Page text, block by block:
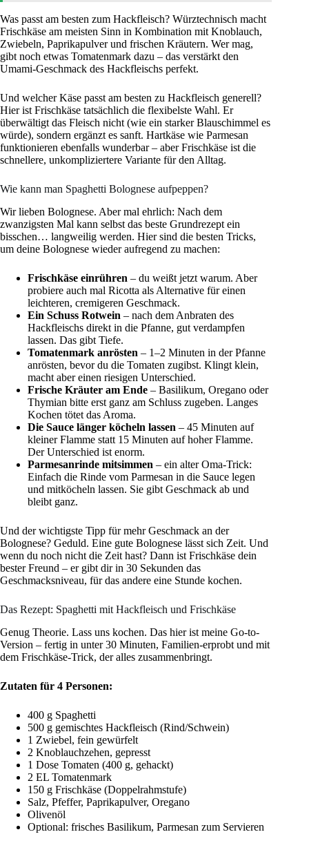
Was passt am besten zum Hackfleisch? Würztechnisch macht
Frischkäse am meisten Sinn in Kombination mit Knoblauch,
Zwiebeln, Paprikapulver und frischen Kräutern. Wer mag,
gibt noch etwas Tomatenmark dazu – das verstärkt den
Umami-Geschmack des Hackfleischs perfekt.
Und welcher Käse passt am besten zu Hackfleisch generell?
Hier ist Frischkäse tatsächlich die flexibelste Wahl. Er
überwältigt das Fleisch nicht (wie ein starker Blauschimmel es
würde), sondern ergänzt es sanft. Hartkäse wie Parmesan
funktionieren ebenfalls wunderbar – aber Frischkäse ist die
schnellere, unkompliziertere Variante für den Alltag.
Wie kann man Spaghetti Bolognese aufpeppen?
Wir lieben Bolognese. Aber mal ehrlich: Nach dem
zwanzigsten Mal kann selbst das beste Grundrezept ein
bisschen… langweilig werden. Hier sind die besten Tricks,
um deine Bolognese wieder aufregend zu machen:
Frischkäse einrühren – du weißt jetzt warum. Aber
probiere auch mal Ricotta als Alternative für einen
leichteren, cremigeren Geschmack.
Ein Schuss Rotwein – nach dem Anbraten des
Hackfleischs direkt in die Pfanne, gut verdampfen
lassen. Das gibt Tiefe.
Tomatenmark anrösten – 1–2 Minuten in der Pfanne
anrösten, bevor du die Tomaten zugibst. Klingt klein,
macht aber einen riesigen Unterschied.
Frische Kräuter am Ende – Basilikum, Oregano oder
Thymian bitte erst ganz am Schluss zugeben. Langes
Kochen tötet das Aroma.
Die Sauce länger köcheln lassen – 45 Minuten auf
kleiner Flamme statt 15 Minuten auf hoher Flamme.
Der Unterschied ist enorm.
Parmesanrinde mitsimmen – ein alter Oma-Trick:
Einfach die Rinde vom Parmesan in die Sauce legen
und mitköcheln lassen. Sie gibt Geschmack ab und
bleibt ganz.
Und der wichtigste Tipp für mehr Geschmack an der
Bolognese? Geduld. Eine gute Bolognese lässt sich Zeit. Und
wenn du noch nicht die Zeit hast? Dann ist Frischkäse dein
bester Freund – er gibt dir in 30 Sekunden das
Geschmacksniveau, für das andere eine Stunde kochen.
Das Rezept: Spaghetti mit Hackfleisch und Frischkäse
Genug Theorie. Lass uns kochen. Das hier ist meine Go-to-
Version – fertig in unter 30 Minuten, Familien-erprobt und mit
dem Frischkäse-Trick, der alles zusammenbringt.
Zutaten für 4 Personen:
400 g Spaghetti
500 g gemischtes Hackfleisch (Rind/Schwein)
1 Zwiebel, fein gewürfelt
2 Knoblauchzehen, gepresst
1 Dose Tomaten (400 g, gehackt)
2 EL Tomatenmark
150 g Frischkäse (Doppelrahmstufe)
Salz, Pfeffer, Paprikapulver, Oregano
Olivenöl
Optional: frisches Basilikum, Parmesan zum Servieren